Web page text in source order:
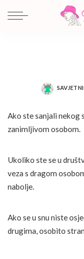
POSTED
Ako ste sanjali nekog
zanimljivom osobom.
Ukoliko ste se u
veza s dragom
nabolje.
Ako se u snu niste
drugima, osobito